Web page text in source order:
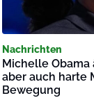
Nachrichten
Michelle
aber auch harte
Bewegung